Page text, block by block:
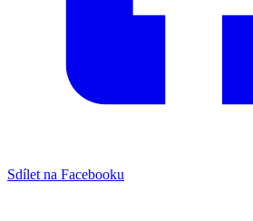
Sdílet na Facebooku